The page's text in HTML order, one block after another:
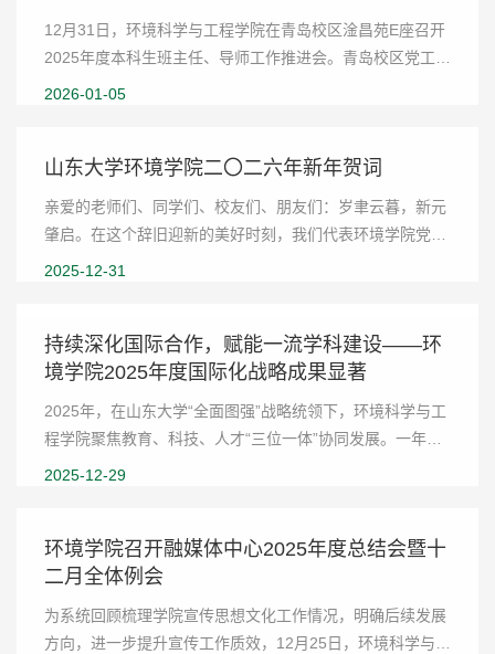
12月31日，环境科学与工程学院在青岛校区淦昌苑E座召开
2025年度本科生班主任、导师工作推进会。青岛校区党工委
副书记、环境科学与工程学院党委书记宋作标，院长杜林，
2026-01-05
山东大学环境学院二〇二六年新年贺词
亲爱的老师们、同学们、校友们、朋友们：岁聿云暮，新元
肇启。在这个辞旧迎新的美好时刻，我们代表环境学院党政
班子，向全体师生，向离退休老同志，向关心支持学院事业
2025-12-31
持续深化国际合作，赋能一流学科建设——环
境学院2025年度国际化战略成果显著
2025年，在山东大学“全面图强”战略统领下，环境科学与工
程学院聚焦教育、科技、人才“三位一体”协同发展。一年
来，学院立足学科根基，整合全球资源，在顶尖人才引育、
2025-12-29
环境学院召开融媒体中心2025年度总结会暨十
二月全体例会
为系统回顾梳理学院宣传思想文化工作情况，明确后续发展
方向，进一步提升宣传工作质效，12月25日，环境科学与工